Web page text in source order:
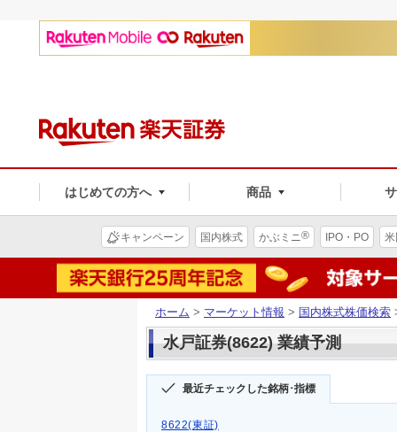
はじめての方へ 商品
キャンペーン 国内株式 かぶミニ® IPO・PO
ホーム > マーケット情報 > 国内株式株価検索
水戸証券(8622) 業績予測
最近チェックした銘柄･指標
8622(東証)